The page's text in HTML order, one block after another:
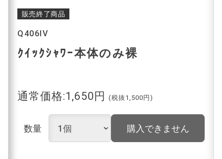
販売終了商品
Q406IV
ｸｲｯｸｼｬﾜｰ本体のみ裸
通常価格:1,650円 (税抜1,500円)
数量 購入できません